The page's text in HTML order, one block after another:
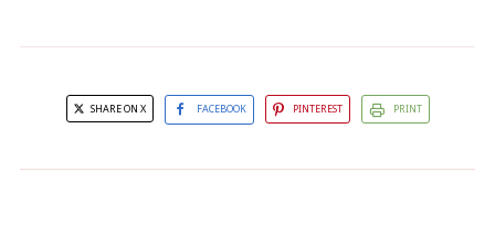
SHARE ON X FACEBOOK PINTEREST PRINT